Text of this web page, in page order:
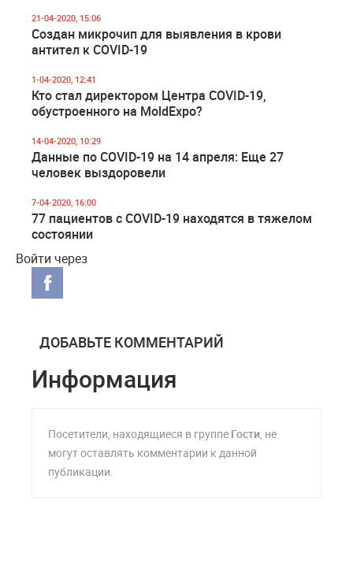
21-04-2020, 15:06
Создан микрочип для выявления в крови
антител к COVID-19
1-04-2020, 12:41
Кто стал директором Центра COVID-19,
обустроенного на MoldExpo?
14-04-2020, 10:29
Данные по COVID-19 на 14 апреля: Еще 27
человек выздоровели
7-04-2020, 16:00
77 пациентов с COVID-19 находятся в тяжелом
состоянии
Войти через
ДОБАВЬТЕ КОММЕНТАРИЙ
Информация
Посетители, находящиеся в группе Гости, не
могут оставлять комментарии к данной
публикации.